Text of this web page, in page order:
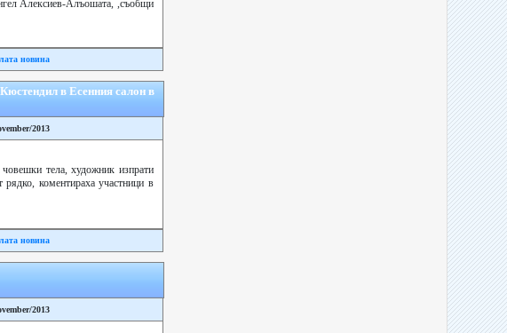
Алексиев-Алъошата, ,съобщи
новина
в Есенния салон в
2013
човешки тела, художник изпрати
коментираха участници в
новина
2013